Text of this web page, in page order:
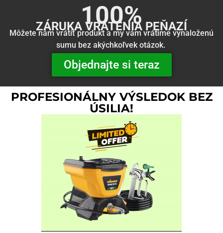
100%
ZÁRUKA VRÁTENIA PEŇAZÍ
Môžete nám vrátiť produkt a my vám vrátime vynaloženú
sumu bez akýchkoľvek otázok.
Objednajte si teraz
PROFESIONÁLNY VÝSLEDOK BEZ
ÚSILIA!